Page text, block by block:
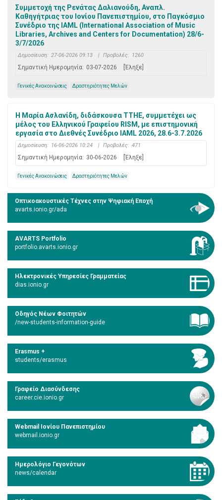
Συμμετοχή της Ρενάτας Δαλιανούδη, Αναπλ.
Καθηγήτριας του Ιονίου Πανεπιστημίου, στο Παγκόσμιο
Συνέδριο της IAML (International Association of Music
Libraries, Archives and Centers for Documentation) 28/6-
3/7/2026
Δημοσίευση: 27-06-2026 09:13 | Προβολές: 1260
Σημαντική Ημερομηνία: 03-07-2026 [Έληξε]
Γενικές Ανακοινώσεις Δραστηριότητες Μελών
Η Μαρία Ασλανίδη, διδάσκουσα ΤΤΗΕ, συμμετέχει ως
μέλος του Ελληνικού Γραφείου RISM, με επιστημονική
εργασία στο Διεθνές Συνέδριο IAML 2026, 28.6-3.7.2026
Δημοσίευση: 16-06-2026 10:24 | Προβολές: 471
Σημαντική Ημερομηνία: 30-06-2026 [Έληξε]
Γενικές Ανακοινώσεις Δραστηριότητες Μελών
Οπτικοακουστικές Τέχνες στην Ψηφιακή Εποχή
avarts.ionio.gr/ada
AVARTS Portfolio
portfolio.avarts.ionio.gr
Ηλεκτρονικές Υπηρεσίες Γραμματείας
dias.ionio.gr
Οδηγός Νέων Φοιτητών
/new-students-information-guide
Erasmus +
students/erasmus
Γραφείο Διασύνδεσης
career.cie.ionio.gr
Webmail Ιονίου Πανεπιστημίου
webmail.ionio.gr
Ημερολόγιο Γεγονότων
news/calendar